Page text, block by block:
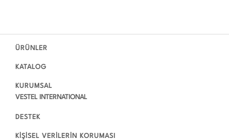
ÜRÜNLER
KATALOG
KURUMSAL
VESTEL INTERNATIONAL
DESTEK
KİŞİSEL VERİLERİN KORUMASI